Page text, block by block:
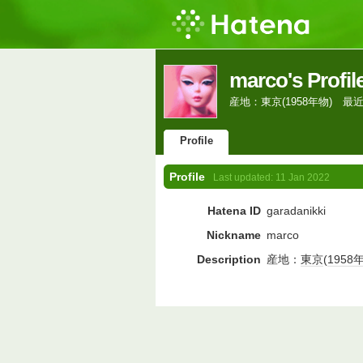
marco's
産地：東京(1958年物) 最
Profile
Profile Last updated: 11 Jan 2022
Hatena ID garadanikki
Nickname marco
Description 産地： 東京(1958